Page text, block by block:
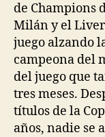
de Champions
Milán y el
juego alzando
campeona del
del juego que
tres meses.
títulos de la
años, nadie se